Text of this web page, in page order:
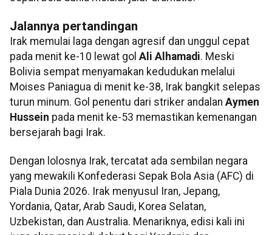
Jalannya pertandingan
Irak memulai laga dengan agresif dan unggul cepat
pada menit ke-10 lewat gol Ali Alhamadi. Meski
Bolivia sempat menyamakan kedudukan melalui
Moises Paniagua di menit ke-38, Irak bangkit selepas
turun minum. Gol penentu dari striker andalan Aymen
Hussein pada menit ke-53 memastikan kemenangan
bersejarah bagi Irak.
Dengan lolosnya Irak, tercatat ada sembilan negara
yang mewakili Konfederasi Sepak Bola Asia (AFC) di
Piala Dunia 2026. Irak menyusul Iran, Jepang,
Yordania, Qatar, Arab Saudi, Korea Selatan,
Uzbekistan, dan Australia. Menariknya, edisi kali ini